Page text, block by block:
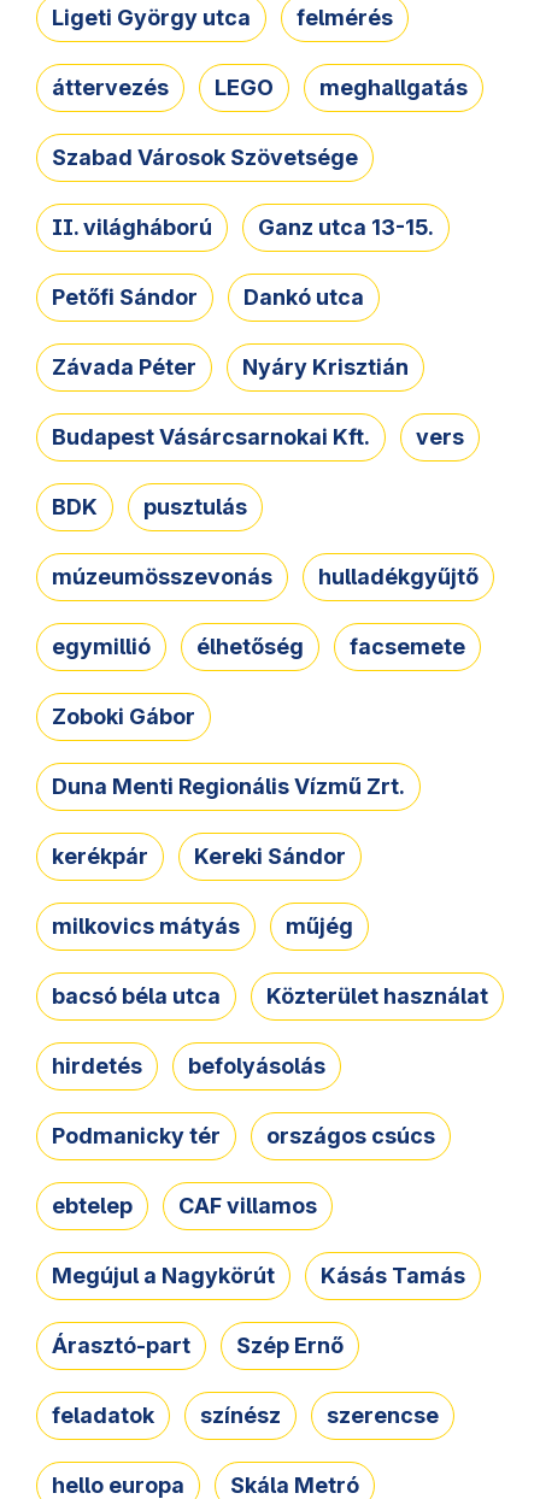
Ligeti György utca felmérés
áttervezés LEGO meghallgatás
Szabad Városok Szövetsége
II. világháború Ganz utca 13-15.
Petőfi Sándor Dankó utca
Závada Péter Nyáry Krisztián
Budapest Vásárcsarnokai Kft. vers
BDK pusztulás
múzeumösszevonás hulladékgyűjtő
egymillió élhetőség facsemete
Zoboki Gábor
Duna Menti Regionális Vízmű Zrt.
kerékpár Kereki Sándor
milkovics mátyás műjég
bacsó béla utca Közterület használat
hirdetés befolyásolás
Podmanicky tér országos csúcs
ebtelep CAF villamos
Megújul a Nagykörút Kásás Tamás
Árasztó-part Szép Ernő
feladatok színész szerencse
hello europa Skála Metró